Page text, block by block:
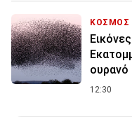
ΚΟΣΜΟΣ
ουρανό
12:30